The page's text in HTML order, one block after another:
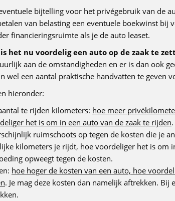
bijtelling voor het privégebruik van de
van belasting een eventuele boekwinst bij
financieringsruimte als je de auto leaset.
het nu voordelig een auto op de zaak te
aan de omstandigheden en er is dan ook
wel een aantal praktische handvatten te geven
hieronder:
te rijden kilometers: hoe meer
het is om in een auto van de zaak te rijden
ruimschoots op tegen de kosten die je
kilometers je rijdt, hoe voordeliger het is om
opweegt tegen de kosten.
hoe hoger de kosten van een auto, hoe
. Je mag deze kosten dan namelijk aftrekken.